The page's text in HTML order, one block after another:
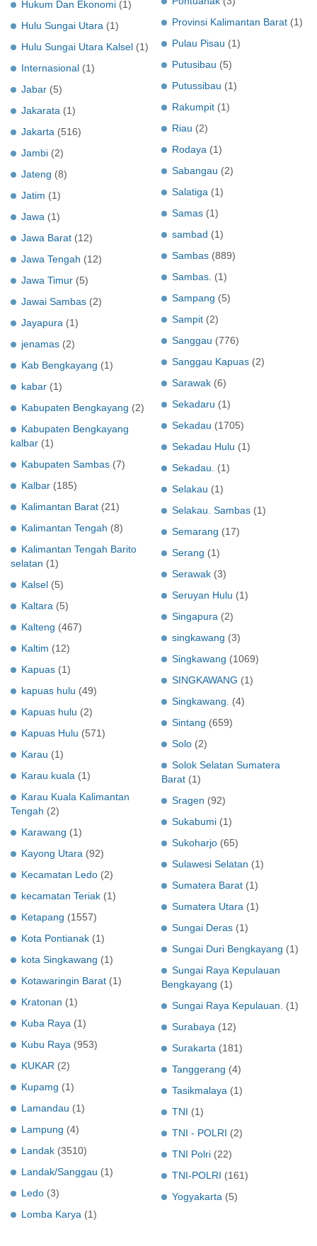
Hukum Dan Ekonomi (1)
Hulu Sungai Utara (1)
Hulu Sungai Utara Kalsel (1)
Internasional (1)
Jabar (5)
Jakarata (1)
Jakarta (516)
Jambi (2)
Jateng (8)
Jatim (1)
Jawa (1)
Jawa Barat (12)
Jawa Tengah (12)
Jawa Timur (5)
Jawai Sambas (2)
Jayapura (1)
jenamas (2)
Kab Bengkayang (1)
kabar (1)
Kabupaten Bengkayang (2)
Kabupaten Bengkayang
kalbar (1)
Kabupaten Sambas (7)
Kalbar (185)
Kalimantan Barat (21)
Kalimantan Tengah (8)
Kalimantan Tengah Barito
selatan (1)
Kalsel (5)
Kaltara (5)
Kalteng (467)
Kaltim (12)
Kapuas (1)
kapuas hulu (49)
Kapuas hulu (2)
Kapuas Hulu (571)
Karau (1)
Karau kuala (1)
Karau Kuala Kalimantan
Tengah (2)
Karawang (1)
Kayong Utara (92)
Kecamatan Ledo (2)
kecamatan Teriak (1)
Ketapang (1557)
Kota Pontianak (1)
kota Singkawang (1)
Kotawaringin Barat (1)
Kratonan (1)
Kuba Raya (1)
Kubu Raya (953)
KUKAR (2)
Kupamg (1)
Lamandau (1)
Lampung (4)
Landak (3510)
Landak/Sanggau (1)
Ledo (3)
Lomba Karya (1)
Provinsi Kalimantan Barat (1)
Pulau Pisau (1)
Putusibau (5)
Putussibau (1)
Rakumpit (1)
Riau (2)
Rodaya (1)
Sabangau (2)
Salatiga (1)
Samas (1)
sambad (1)
Sambas (889)
Sambas. (1)
Sampang (5)
Sampit (2)
Sanggau (776)
Sanggau Kapuas (2)
Sarawak (6)
Sekadaru (1)
Sekadau (1705)
Sekadau Hulu (1)
Sekadau.
(1)
Selakau (1)
Selakau. Sambas (1)
Semarang (17)
Serang (1)
Serawak (3)
Seruyan Hulu (1)
Singapura (2)
singkawang (3)
Singkawang (1069)
SINGKAWANG (1)
Singkawang.
(4)
Sintang (659)
Solo (2)
Solok Selatan Sumatera
Barat (1)
Sragen (92)
Sukabumi (1)
Sukoharjo (65)
Sulawesi Selatan (1)
Sumatera Barat (1)
Sumatera Utara (1)
Sungai Deras (1)
Sungai Duri Bengkayang (1)
Sungai Raya Kepulauan
Bengkayang (1)
Sungai Raya Kepulauan.
(1)
Surabaya (12)
Surakarta (181)
Tanggerang (4)
Tasikmalaya (1)
TNI (1)
TNI - POLRI (2)
TNI Polri (22)
TNI-POLRI (161)
Yogyakarta (5)